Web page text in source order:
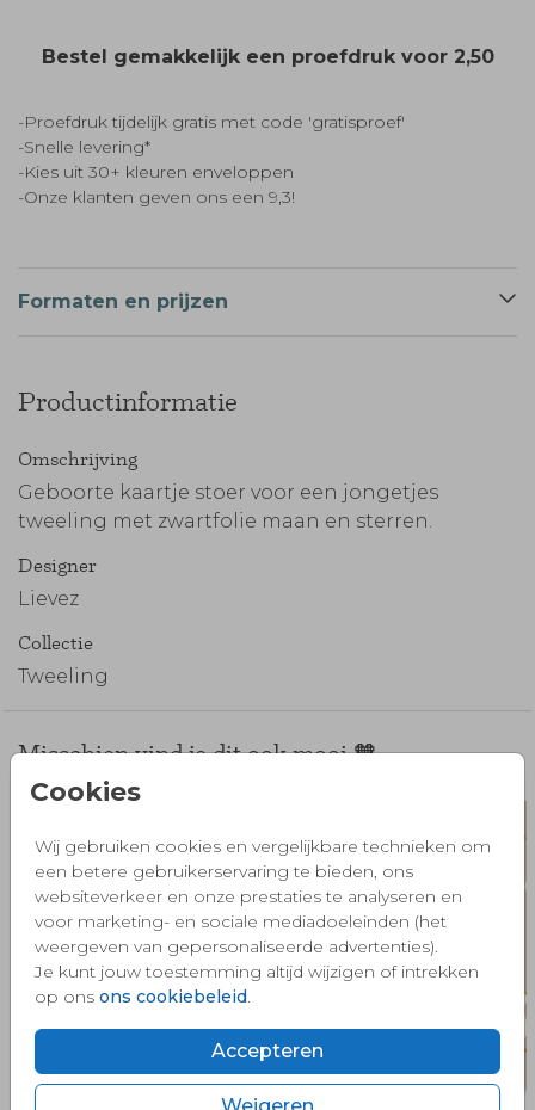
Cookies
Wij gebruiken cookies en vergelijkbare technieken om
een betere gebruikerservaring te bieden, ons
websiteverkeer en onze prestaties te analyseren en
voor marketing- en sociale mediadoeleinden (het
weergeven van gepersonaliseerde advertenties).
Je kunt jouw toestemming altijd wijzigen of intrekken
op ons ons cookiebeleid
Accepteren
Weigeren
Bestel gemakkelijk een proefdruk voor 2,50
-Proefdruk tijdelijk gratis met code 'gratisproef'
-Snelle levering*
-Kies uit 30+ kleuren enveloppen
-Onze klanten geven ons een 9,3!
Formaten en prijzen
Productinformatie
Omschrijving
Geboorte kaartje stoer voor een jongetjes
tweeling met zwartfolie maan en sterren.
Designer
Lievez
Collectie
Tweeling
Misschien vind je dit ook mooi 🧡